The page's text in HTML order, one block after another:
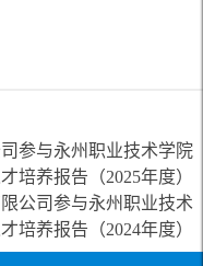
参与永州职业技术学院
培养报告（2025年度）
公司参与永州职业技术
培养报告（2024年度）